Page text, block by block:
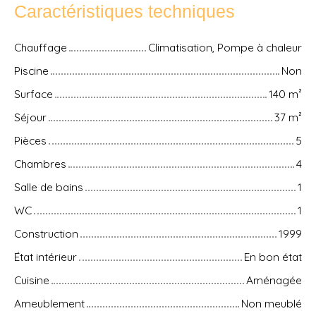
Caractéristiques techniques
Chauffage
Climatisation, Pompe à chaleur
Piscine
Non
Surface
140 m²
Séjour
37 m²
Pièces
5
Chambres
4
Salle de bains
1
WC
1
Construction
1999
État intérieur
En bon état
Cuisine
Aménagée
Ameublement
Non meublé